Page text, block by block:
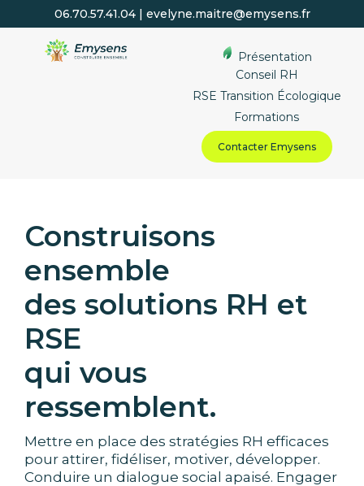
06.70.57.41.04 | evelyne.maitre@emysens.fr
Présentation
Conseil RH
RSE Transition Écologique
Formations
Contacter Emysens
Construisons
ensemble
des solutions RH et
RSE
qui vous
ressemblent.
Mettre en place des stratégies RH efficaces
pour attirer, fidéliser, motiver, développer.
Conduire un dialogue social apaisé. Engager